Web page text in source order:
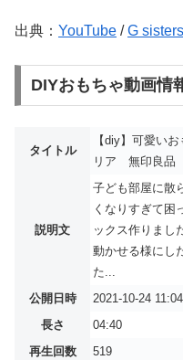
出典： YouTube /G sisters
DIYおもちゃ動画情
タイトル
【diy】可愛い
リア 無印良品
説明文
子ども部屋に散
くなりすぎて困
ックス作りまし
動かせる様にし
た...
公開日時
2021-10-24
長さ
04:40
再生回数
519